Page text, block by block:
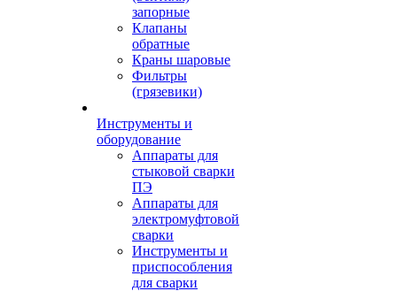
запорные
Клапаны
обратные
Краны шаровые
Фильтры
(грязевики)
Инструменты и
оборудование
Аппараты для
стыковой сварки
ПЭ
Аппараты для
электромуфтовой
сварки
Инструменты и
приспособления
для сварки